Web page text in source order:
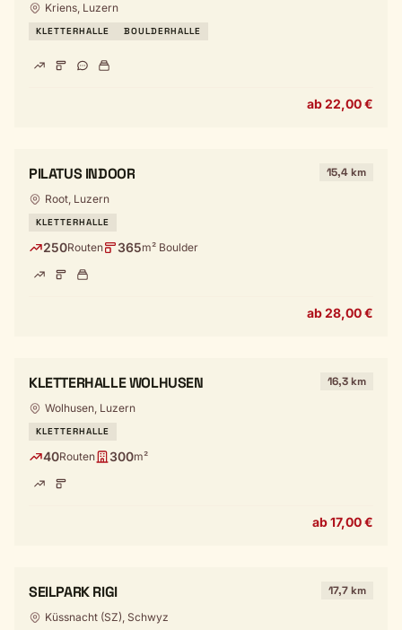
Kriens, Luzern
KLETTERHALLE BOULDERHALLE
ab 22,00 €
PILATUS INDOOR 15,4 km
Root, Luzern
KLETTERHALLE
250Routen 365m² Boulder
ab 28,00 €
KLETTERHALLE WOLHUSEN 16,3 km
Wolhusen, Luzern
KLETTERHALLE
40Routen 300m²
ab 17,00 €
SEILPARK RIGI 17,7 km
Küssnacht (SZ), Schwyz